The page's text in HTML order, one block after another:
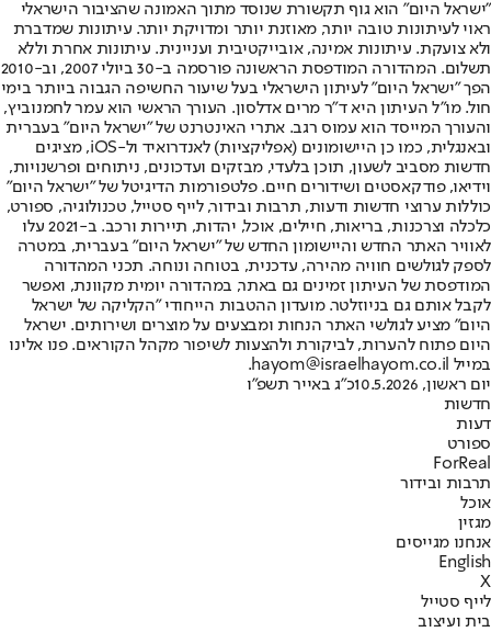
"ישראל היום" הוא גוף תקשורת שנוסד מתוך האמונה שהציבור הישראלי
ראוי לעיתונות טובה יותר, מאוזנת יותר ומדויקת יותר. עיתונות שמדברת
ולא צועקת. עיתונות אמינה, אובייקטיבית ועניינית. עיתונות אחרת וללא
תשלום. המהדורה המודפסת הראשונה פורסמה ב-30 ביולי 2007, וב-2010
הפך "ישראל היום" לעיתון הישראלי בעל שיעור החשיפה הגבוה ביותר בימי
חול. מו"ל העיתון היא ד"ר מרים אדלסון. העורך הראשי הוא עמר לחמנוביץ,
והעורך המייסד הוא עמוס רגב. אתרי האינטרנט של "ישראל היום" בעברית
ובאנגלית, כמו כן היישומונים (אפליקציות) לאנדרואיד ול-iOS, מציגים
חדשות מסביב לשעון, תוכן בלעדי, מבזקים ועדכונים, ניתוחים ופרשנויות,
וידיאו, פודקאסטים ושידורים חיים. פלטפורמות הדיגיטל של "ישראל היום"
כוללות ערוצי חדשות ודעות, תרבות ובידור, לייף סטייל, טכנולוגיה, ספורט,
כלכלה וצרכנות, בריאות, חיילים, אוכל, יהדות, תיירות ורכב. ב-2021 עלו
לאוויר האתר החדש והיישומון החדש של "ישראל היום" בעברית, במטרה
לספק לגולשים חוויה מהירה, עדכנית, בטוחה ונוחה. תכני המהדורה
המודפסת של העיתון זמינים גם באתר, במהדורה יומית מקוונת, ואפשר
לקבל אותם גם בניוזלטר. מועדון ההטבות הייחודי "הקליקה של ישראל
היום" מציע לגולשי האתר הנחות ומבצעים על מוצרים ושירותים. ישראל
היום פתוח להערות, לביקורת ולהצעות לשיפור מקהל הקוראים. פנו אלינו
במייל hayom@israelhayom.co.il.
יום ראשון, 10.5.2026
כ"ג באייר תשפ"ו
חדשות
דעות
ספורט
ForReal
תרבות ובידור
אוכל
מגזין
אנחנו מגייסים
English
X
לייף סטייל
בית ועיצוב